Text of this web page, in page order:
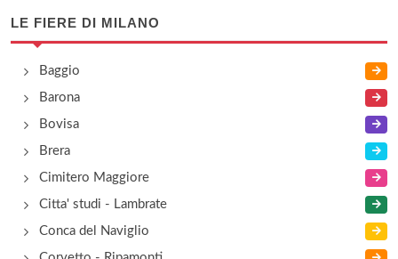
LE FIERE DI MILANO
Baggio
Barona
Bovisa
Brera
Cimitero Maggiore
Citta' studi - Lambrate
Conca del Naviglio